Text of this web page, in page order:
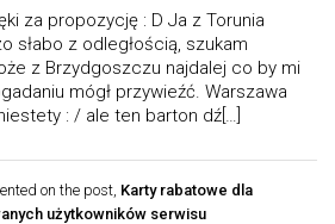
za propozycję : D Ja z Torunia
słabo z odległością, szukam
z Brzydgoszczu najdalej co by mi
mógł przywieźć. Warszawa
: / ale ten barton dź[…]
on the post, Karty rabatowe dla
użytkowników serwisu